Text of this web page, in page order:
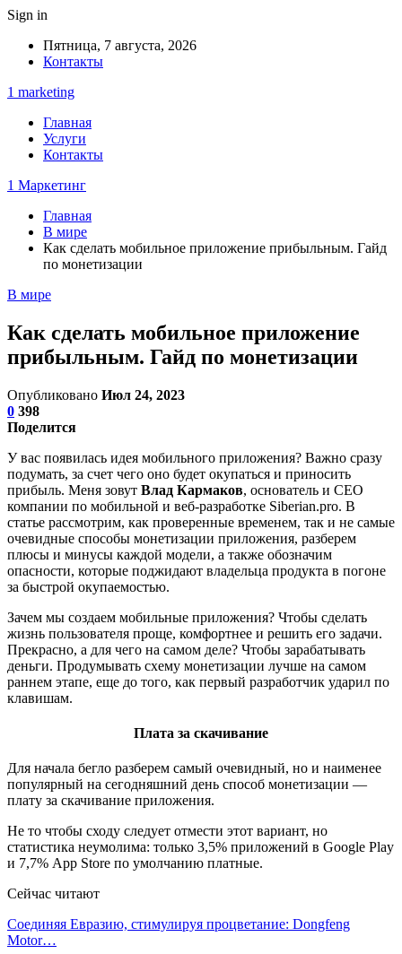
Sign in
Пятница, 7 августа, 2026
Контакты
1 marketing
Главная
Услуги
Контакты
1 Маркетинг
Главная
В мире
Как сделать мобильное приложение прибыльным. Гайд
по монетизации
В мире
Как сделать мобильное приложение
прибыльным. Гайд по монетизации
Опубликовано Июл 24, 2023
0 398
Поделится
У вас появилась идея мобильного приложения? Важно сразу
подумать, за счет чего оно будет окупаться и приносить
прибыль. Меня зовут Влад Кармаков, основатель и CEO
компании по мобильной и веб-разработке Siberian.pro. В
статье рассмотрим, как проверенные временем, так и не самые
очевидные способы монетизации приложения, разберем
плюсы и минусы каждой модели, а также обозначим
опасности, которые поджидают владельца продукта в погоне
за быстрой окупаемостью.
Зачем мы создаем мобильные приложения? Чтобы сделать
жизнь пользователя проще, комфортнее и решить его задачи.
Прекрасно, а для чего на самом деле? Чтобы зарабатывать
деньги. Продумывать схему монетизации лучше на самом
раннем этапе, еще до того, как первый разработчик ударил по
клавишам.
Плата за скачивание
Для начала бегло разберем самый очевидный, но и наименее
популярный на сегодняшний день способ монетизации —
плату за скачивание приложения.
Не то чтобы сходу следует отмести этот вариант, но
статистика неумолима: только 3,5% приложений в Google Play
и 7,7% App Store по умолчанию платные.
Сейчас читают
Соединяя Евразию, стимулируя процветание: Dongfeng
Motor…